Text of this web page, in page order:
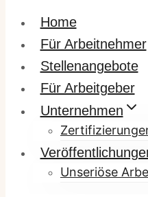
Home
Für Arbeitnehmer
Stellenangebote
Für Arbeitgeber
Unternehmen
Unseriöse